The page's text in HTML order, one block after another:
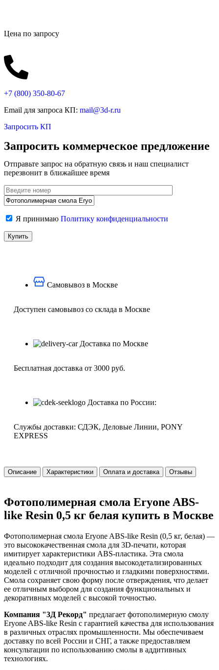
Цена по запросу
+7 (800) 350-80-67
Email для запроса КП: mail@3d-r.ru
Запросить КП
Запросить коммерческое предложение
Отправьте запрос на обратную связь и наш специалист
перезвонит в ближайшее время
Я принимаю Политику конфиденциальности
Самовывоз в Москве
Доступен самовывоз со склада в Москве
Доставка по Москве
Бесплатная доставка от 3000 руб.
Доставка по России:
Службы доставки: СДЭК, Деловые Линии, PONY
EXPRESS
Описание Характеристики Оплата и доставка Отзывы
Фотополимерная смола Eryone ABS-
like Resin 0,5 кг белая купить в Москве
Фотополимерная смола Eryone ABS-like Resin (0,5 кг, белая) —
это высококачественная смола для 3D-печати, которая
имитирует характеристики ABS-пластика. Эта смола
идеально подходит для создания высокодетализированных
моделей с отличной прочностью и гладкими поверхностями.
Смола сохраняет свою форму после отверждения, что делает
ее отличным выбором для создания функциональных и
декоративных моделей с высокой точностью.
Компания "3Д Рекорд" предлагает фотополимерную смолу
Eryone ABS-like Resin с гарантией качества для использования
в различных отраслях промышленности. Мы обеспечиваем
доставку по всей России и СНГ, а также предоставляем
консультации по использованию смолы в аддитивных
технологиях.